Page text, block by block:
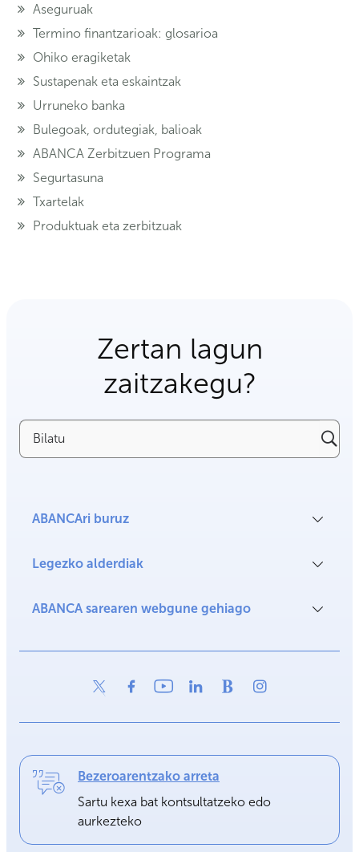
Aseguruak
Termino finantzarioak: glosarioa
Ohiko eragiketak
Sustapenak eta eskaintzak
Urruneko banka
Bulegoak, ordutegiak, balioak
ABANCA Zerbitzuen Programa
Segurtasuna
Txartelak
Produktuak eta zerbitzuak
Zertan lagun
zaitzakegu?
Bilatu
ABANCAri buruz
Legezko alderdiak
ABANCA sarearen webgune gehiago
Bezeroarentzako arreta
Sartu kexa bat kontsultatzeko edo
aurkezteko